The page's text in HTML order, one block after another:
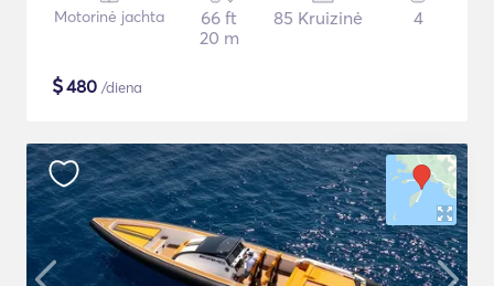
Motorinė jachta
66 ft
20 m
85 Kruizinė 4
$480 /diena